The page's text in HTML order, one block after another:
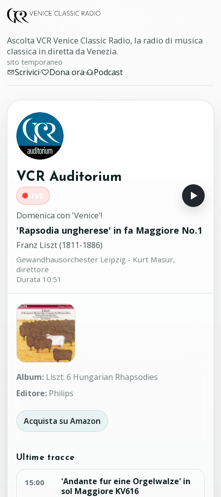
Ascolta VCR Venice Classic Radio, la radio di musica
classica in diretta da Venezia.
sito temporaneo
Scrivici· Dona ora· Podcast
VCR Auditorium
LIVE
Domenica con 'Venice'!
'Rapsodia ungherese' in fa Maggiore No.1
Franz Liszt (1811-1886)
Gewandhausorchester Leipzig - Kurt Masur,
direttore
Durata 10:51
Album: Liszt: 6 Hungarian Rhapsodies
Editore: Philips
Acquista su Amazon
Ultime tracce
15:00
'Andante fur eine Orgelwalze' in
sol Maggiore KV616